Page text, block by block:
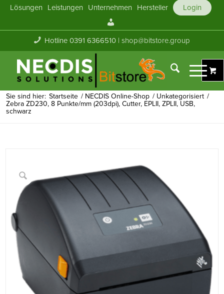
Lösungen Leistungen Unternehmen Hersteller
Login
Konto
Hotline 0391 6366510 |shop@bitstore.group
Sie sind hier: Startseite / NECDIS Online-Shop / Unkategorisiert /
Zebra ZD230, 8 Punkte/mm (203dpi), Cutter, EPLII, ZPLII, USB,
schwarz